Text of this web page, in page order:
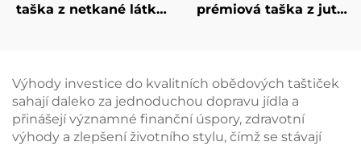
taška z netkané látky
B2B
prémiová taška z juty
Výhody investice do kvalitních obědových taštiček
sahají daleko za jednoduchou dopravu jídla a
přinášejí významné finanční úspory, zdravotní
výhody a zlepšení životního stylu, čímž se stávají